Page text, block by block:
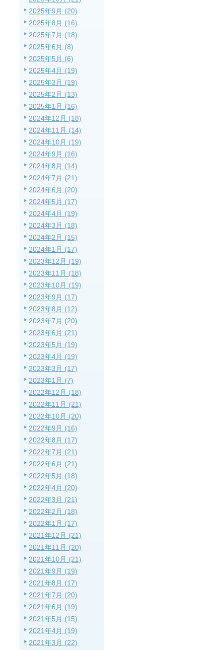
2025年9月 (20)
2025年8月 (16)
2025年7月 (18)
2025年6月 (8)
2025年5月 (6)
2025年4月 (19)
2025年3月 (19)
2025年2月 (13)
2025年1月 (16)
2024年12月 (18)
2024年11月 (14)
2024年10月 (19)
2024年9月 (16)
2024年8月 (14)
2024年7月 (21)
2024年6月 (20)
2024年5月 (17)
2024年4月 (19)
2024年3月 (18)
2024年2月 (15)
2024年1月 (17)
2023年12月 (19)
2023年11月 (18)
2023年10月 (19)
2023年9月 (17)
2023年8月 (12)
2023年7月 (20)
2023年6月 (21)
2023年5月 (19)
2023年4月 (19)
2023年3月 (17)
2023年1月 (7)
2022年12月 (18)
2022年11月 (21)
2022年10月 (20)
2022年9月 (16)
2022年8月 (17)
2022年7月 (21)
2022年6月 (21)
2022年5月 (18)
2022年4月 (20)
2022年3月 (21)
2022年2月 (18)
2022年1月 (17)
2021年12月 (21)
2021年11月 (20)
2021年10月 (21)
2021年9月 (19)
2021年8月 (17)
2021年7月 (20)
2021年6月 (19)
2021年5月 (15)
2021年4月 (19)
2021年3月 (22)